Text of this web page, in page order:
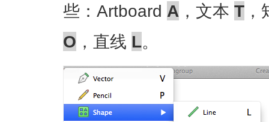
些：Artboard A ，文本 T
O ，直线 L。